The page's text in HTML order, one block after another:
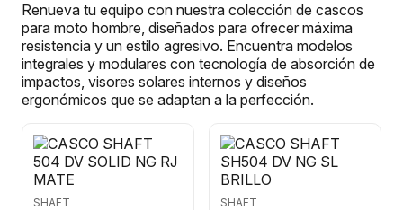
Renueva tu equipo con nuestra colección de cascos
para moto hombre, diseñados para ofrecer máxima
resistencia y un estilo agresivo. Encuentra modelos
integrales y modulares con tecnología de absorción de
impactos, visores solares internos y diseños
ergonómicos que se adaptan a la perfección.
SHAFT
SHAFT